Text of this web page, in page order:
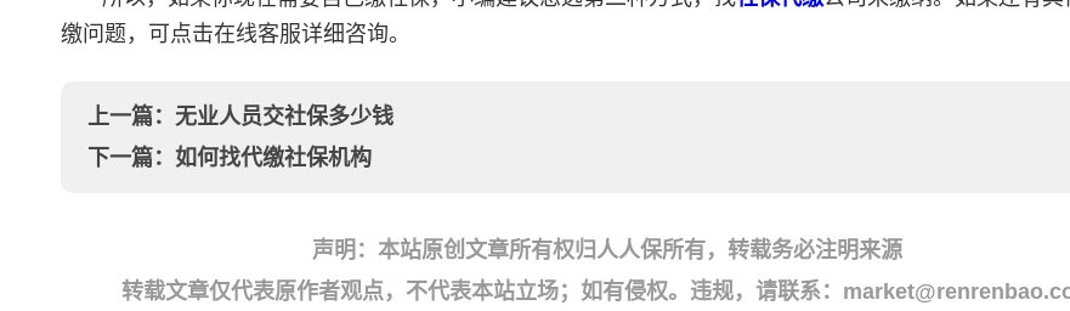
缴问题，可点击在线客服详细咨询。
上一篇： 无业人员交社保多少钱
下一篇： 如何找代缴社保机构
声明：本站原创文章所有权归人人保所有，转载务必注明来源
转载文章仅代表原作者观点，不代表本站立场；如有侵权。违规，请联系：